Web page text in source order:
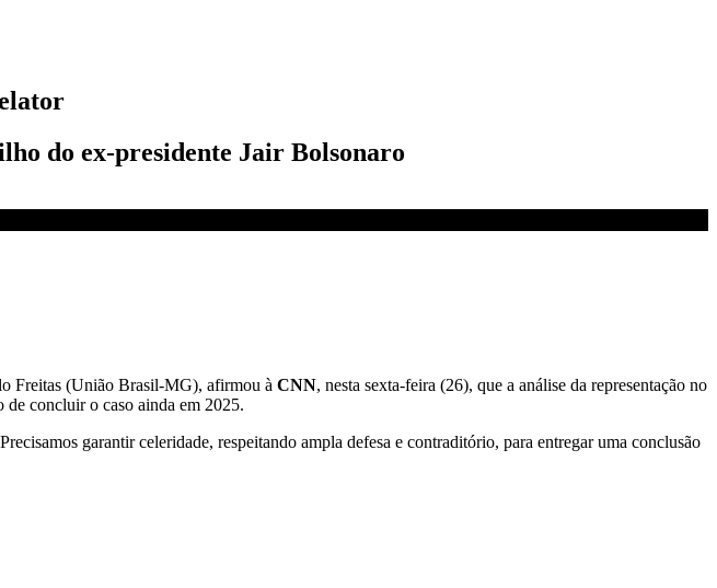
do ex-presidente Jair Bolsonaro
Freitas (União Brasil-MG), afirmou à CNN, nesta sexta-feira (26), que a análise da representação no
concluir o caso ainda em 2025.
garantir celeridade, respeitando ampla defesa e contraditório, para entregar uma conclusão